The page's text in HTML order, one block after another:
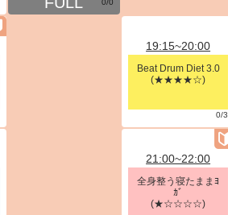
0/0
19:15~20:00
Beat Drum Diet 3.0
(★★★★☆)
0/3
21:00~22:00
全身整う寝たままﾖ
ｶﾞ
(★☆☆☆☆)